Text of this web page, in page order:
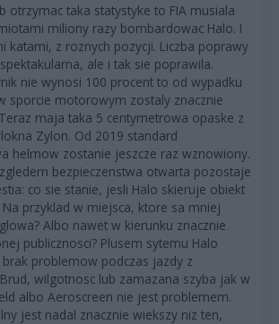
otrzymac taka statystyke to FIA musiala
miliony razy bombardowac Halo. I
katami, z roznych pozycji. Liczba poprawy
ale i tak sie poprawila.
nie wynosi 100 procent to od wypadku
sporcie motorowym zostaly znacznie
maja taka 5 centymetrowa opaske z
Zylon. Od 2019 standard
helmow zostanie jeszcze raz wznowiony.
bezpieczenstwa otwarta pozostaje
co sie stanie, jesli Halo skieruje obiekt
Na przyklad w miejsca, ktore sa mniej
Albo nawet w kierunku znacznie
publicznosci? Plusem sytemu Halo
problemow podczas jazdy z
wilgotnosc lub zamazana szyba jak w
albo Aeroscreen nie jest problemem.
jest nadal znacznie wiekszy niz ten,